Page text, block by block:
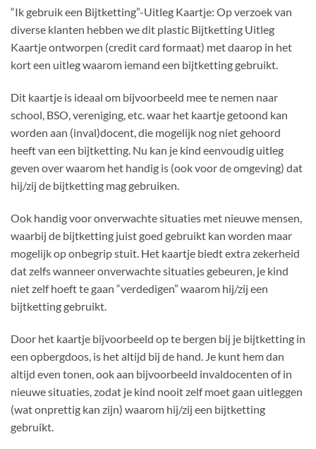
“Ik gebruik een Bijtketting”-Uitleg Kaartje: Op verzoek van
diverse klanten hebben we dit plastic Bijtketting Uitleg
Kaartje ontworpen (credit card formaat) met daarop in het
kort een uitleg waarom iemand een bijtketting gebruikt.
Dit kaartje is ideaal om bijvoorbeeld mee te nemen naar
school, BSO, vereniging, etc. waar het kaartje getoond kan
worden aan (inval)docent, die mogelijk nog niet gehoord
heeft van een bijtketting. Nu kan je kind eenvoudig uitleg
geven over waarom het handig is (ook voor de omgeving) dat
hij/zij de bijtketting mag gebruiken.
Ook handig voor onverwachte situaties met nieuwe mensen,
waarbij de bijtketting juist goed gebruikt kan worden maar
mogelijk op onbegrip stuit. Het kaartje biedt extra zekerheid
dat zelfs wanneer onverwachte situaties gebeuren, je kind
niet zelf hoeft te gaan “verdedigen” waarom hij/zij een
bijtketting gebruikt.
Door het kaartje bijvoorbeeld op te bergen bij je bijtketting in
een opbergdoos, is het altijd bij de hand. Je kunt hem dan
altijd even tonen, ook aan bijvoorbeeld invaldocenten of in
nieuwe situaties, zodat je kind nooit zelf moet gaan uitleggen
(wat onprettig kan zijn) waarom hij/zij een bijtketting
gebruikt.